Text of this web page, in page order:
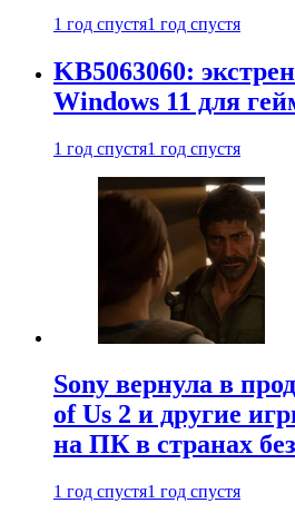
1 год спустя1 год спустя
KB5063060:
Windows 11 для
1 год спустя1 год спустя
Sony вернула в
of Us 2 и другие
на ПК в странах
1 год спустя1 год спустя